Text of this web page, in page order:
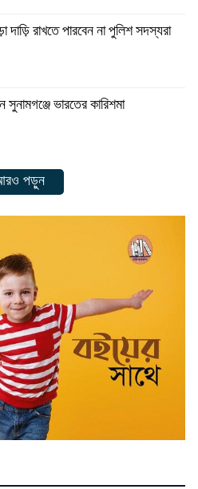
দাড়ি রাখতে পারবেন না পুলিশ সদস্যরা
সুনামগঞ্জে ভারতের কারিশমা
পড়ুন